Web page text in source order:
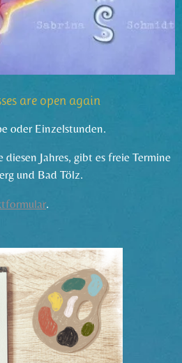
are open again
oder Einzelstunden.
Jahres, gibt es freie Termine
und Bad Tölz.
.